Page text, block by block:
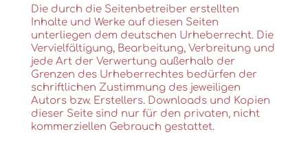
Die durch die Seitenbetreiber erstellten
Inhalte und Werke auf diesen Seiten
unterliegen dem deutschen Urheberrecht. Die
Vervielfältigung, Bearbeitung, Verbreitung und
jede Art der Verwertung außerhalb der
Grenzen des Urheberrechtes bedürfen der
schriftlichen Zustimmung des jeweiligen
Autors bzw. Erstellers. Downloads und Kopien
dieser Seite sind nur für den privaten, nicht
kommerziellen Gebrauch gestattet.